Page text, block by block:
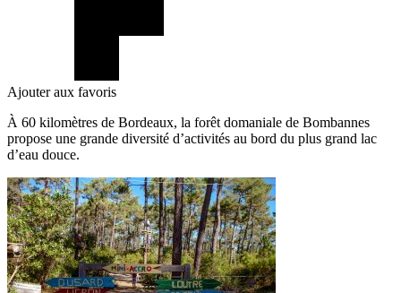
Ajouter aux favoris
À 60 kilomètres de Bordeaux, la forêt domaniale de Bombannes
propose une grande diversité d’activités au bord du plus grand lac
d’eau douce.